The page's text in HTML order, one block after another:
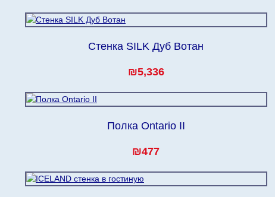
Стенка SILK Дуб Вотан
₪5,336
Полка Ontario II
₪477